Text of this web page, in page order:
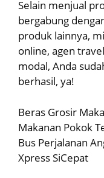
Selain menjual
bergabung
produk lainnya,
online, agen
modal, Anda
berhasil, ya!
Beras Grosir
Makanan Pokok
Bus Perjalanan
Xpress SiCepat